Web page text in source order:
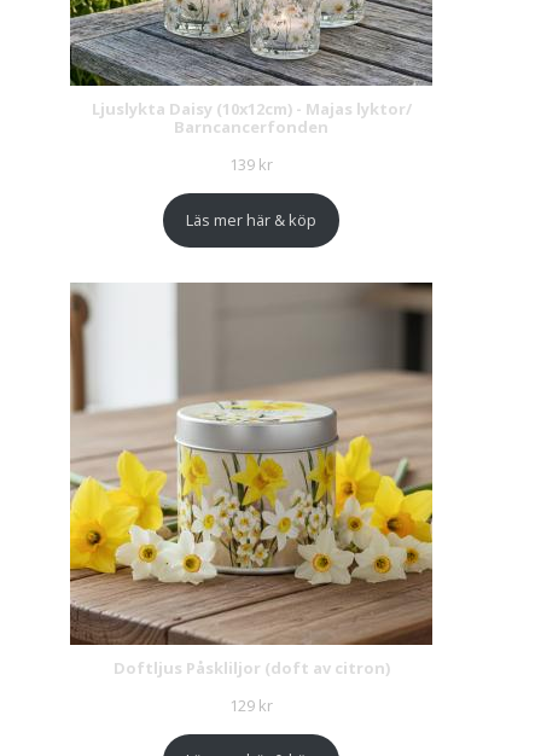
Ljuslykta Daisy (10x12cm) - Majas lyktor/
Barncancerfonden
139 kr
Läs mer här & köp
Doftljus Påskliljor (doft av citron)
129 kr